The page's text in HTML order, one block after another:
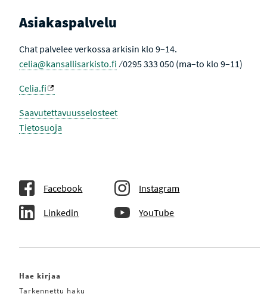
Asiakaspalvelu
Chat palvelee verkossa arkisin klo 9–14.
celia@kansallisarkisto.fi ⁄ 0295 333 050 (ma–to klo 9–11)
Celia.fi
Saavutettavuusselosteet
Tietosuoja
Facebook Instagram
Linkedin YouTube
Hae kirjaa
Tarkennettu haku